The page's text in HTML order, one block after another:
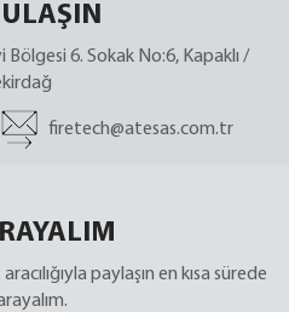
6. Sokak No:6, Kapaklı /
firetech@atesas.com.tr
paylaşın en kısa sürede